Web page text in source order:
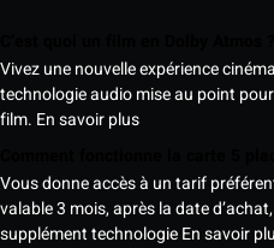
Vivez une nouvelle expérience
technologie audio mise au point
film. En savoir plus
Vous donne accès à un tarif
valable 3 mois, après la date
supplément technologieEn savoir